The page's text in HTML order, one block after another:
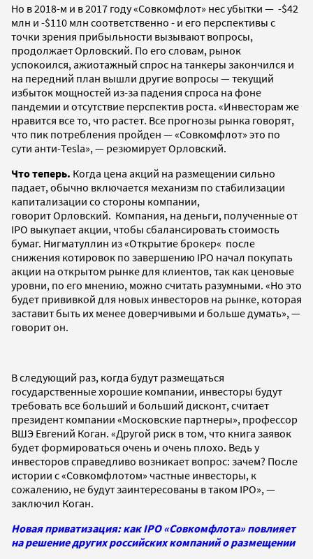
Но в 2018-м и в 2017 году «Совкомфлот» нес убытки — -$42
млн и -$110 млн соответственно - и его перспективы с
точки зрения прибыльности вызывают вопросы,
продолжает Орловский. По его словам, рынок
успокоился, ажиотажный спрос на танкеры закончился и
на передний план вышли другие вопросы — текущий
избыток мощностей из-за падения спроса на фоне
пандемии и отсутствие перспектив роста. «Инвесторам же
нравится все то, что растет. Все прогнозы рынка говорят,
что пик потребления пройден — «Совкомфлот» это по
сути анти-Tesla», — резюмирует Орловский.
Что теперь. Когда цена акций на размещении сильно
падает, обычно включается механизм по стабилизации
капитализации со стороны компании,
говорит Орловский. Компания, на деньги, полученные от
IPO выкупает акции, чтобы сбалансировать стоимость
бумаг. Нигматуллин из «Открытие брокер« после
снижения котировок по завершению IPO начал покупать
акции на открытом рынке для клиентов, так как ценовые
уровни, по его мнению, можно считать разумными. «Но это
будет прививкой для новых инвесторов на рынке, которая
заставит быть их менее доверчивыми и больше думать», —
говорит он.
В следующий раз, когда будут размещаться
государственные хорошие компании, инвесторы будут
требовать все больший и больший дисконт, считает
президент компании «Московские партнеры», профессор
ВШЭ Евгений Коган. «Другой риск в том, что книга заявок
будет формироваться очень и очень плохо. Ведь у
инвесторов справедливо возникает вопрос: зачем? После
истории с «Совкомфлотом» частные инвесторы, к
сожалению, не будут заинтересованы в таком IPO», —
заключил Коган.
Новая приватизация: как IPO «Совкомфлота» повлияет
на решение других российских компаний о размещении